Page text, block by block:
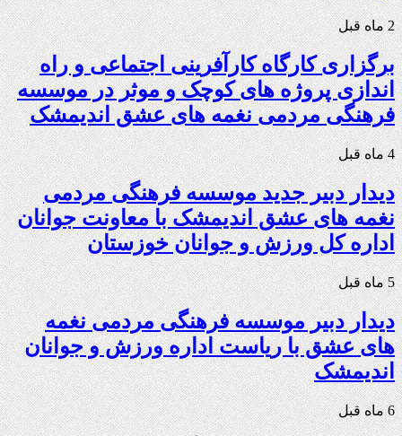
2 ماه قبل
برگزاری کارگاه کارآفرینی اجتماعی و راه
اندازی پروژه های کوچک و موثر در موسسه
فرهنگی مردمی نغمه های عشق اندیمشک
4 ماه قبل
دیدار دبیر جدید موسسه فرهنگی مردمی
نغمه های عشق اندیمشک با معاونت جوانان
اداره کل ورزش و جوانان خوزستان
5 ماه قبل
دیدار دبیر موسسه فرهنگی مردمی نغمه
های عشق با ریاست اداره ورزش و جوانان
اندیمشک
6 ماه قبل